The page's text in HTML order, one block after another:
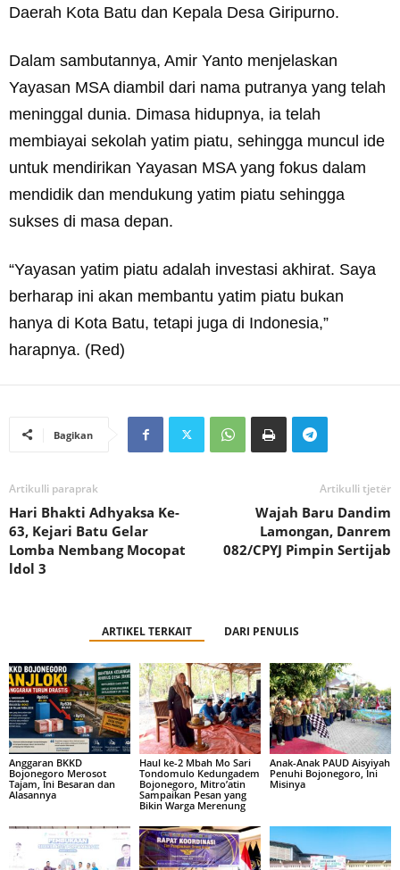
Daerah Kota Batu dan Kepala Desa Giripurno.
Dalam sambutannya, Amir Yanto menjelaskan
Yayasan MSA diambil dari nama putranya yang telah
meninggal dunia. Dimasa hidupnya, ia telah
membiayai sekolah yatim piatu, sehingga muncul ide
untuk mendirikan Yayasan MSA yang fokus dalam
mendidik dan mendukung yatim piatu sehingga
sukses di masa depan.
“Yayasan yatim piatu adalah investasi akhirat. Saya
berharap ini akan membantu yatim piatu bukan
hanya di Kota Batu, tetapi juga di Indonesia,”
harapnya. (Red)
Bagikan
Artikulli paraprak
Hari Bhakti Adhyaksa Ke-
63, Kejari Batu Gelar
Lomba Nembang Mocopat
ldol 3
Artikulli tjetër
Wajah Baru Dandim
Lamongan, Danrem
082/CPYJ Pimpin Sertijab
ARTIKEL TERKAIT DARI PENULIS
Anggaran BKKD
Bojonegoro Merosot
Tajam, Ini Besaran dan
Alasannya
Haul ke-2 Mbah Mo Sari
Tondomulo Kedungadem
Bojonegoro, Mitro’atin
Sampaikan Pesan yang
Bikin Warga Merenung
Anak-Anak PAUD Aisyiyah
Penuhi Bojonegoro, Ini
Misinya